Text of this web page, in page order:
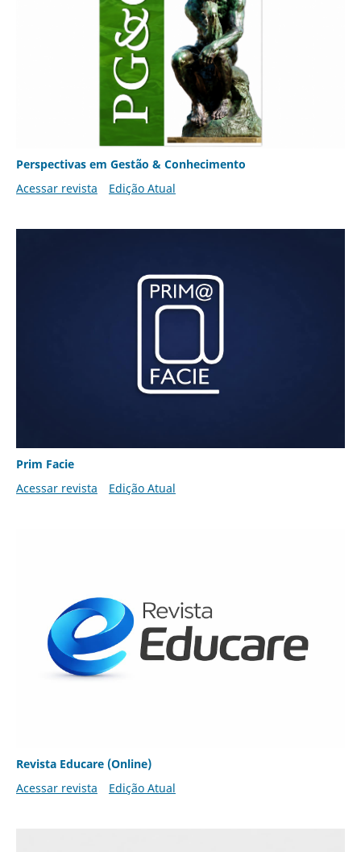
Perspectivas em Gestão & Conhecimento
Acessar revista
Edição Atual
Prim Facie
Acessar revista
Edição Atual
Revista Educare (Online)
Acessar revista
Edição Atual